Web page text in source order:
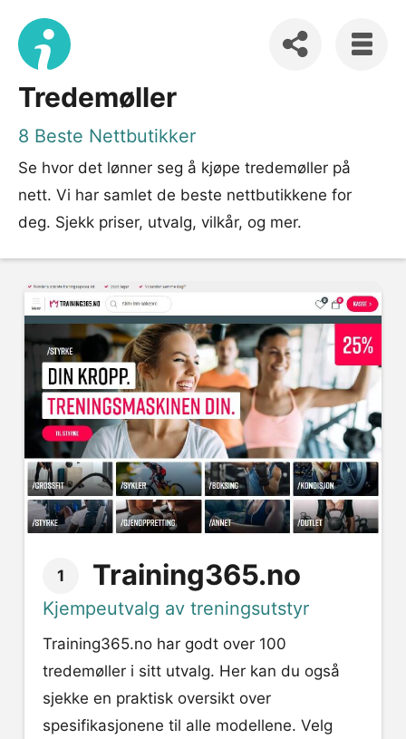
Tredemøller
8 Beste Nettbutikker
Se hvor det lønner seg å kjøpe tredemøller på
nett. Vi har samlet de beste nettbutikkene for
deg. Sjekk priser, utvalg, vilkår, og mer.
1 Training365.no
Kjempeutvalg av treningsutstyr
Training365.no har godt over 100
tredemøller i sitt utvalg. Her kan du også
sjekke en praktisk oversikt over
spesifikasjonene til alle modellene. Velg